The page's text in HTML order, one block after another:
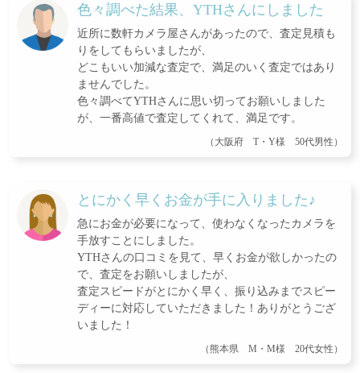
色々調べた結果、YTHさんにしました
近所に数軒カメラ屋さんがあったので、査定見積も
りをしてもらいましたが、
どこもいい加減な査定で、満足のいく査定ではあり
ませんでした。
色々調べてYTHさんに思い切ってお願いしました
が、一番高値で査定してくれて、満足です。
（大阪府 T・Y様 50代男性）
とにかく早くお金が手に入りました♪
急にお金が必要になって、使わなくなったカメラを
手放すことにしました。
YTHさんの口コミを見て、早くお金が欲しかったの
で、査定をお願いしましたが、
査定スピードがとにかく早く、振り込みまでスピー
ディーに対応していただきました！ありがとうござ
いました！
（熊本県 M・M様 20代女性）